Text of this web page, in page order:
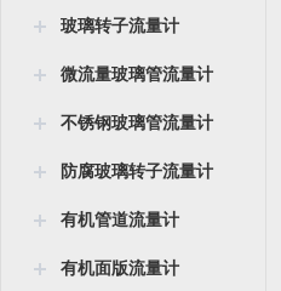
玻璃转子流量计
微流量玻璃管流量计
不锈钢玻璃管流量计
防腐玻璃转子流量计
有机管道流量计
有机面版流量计